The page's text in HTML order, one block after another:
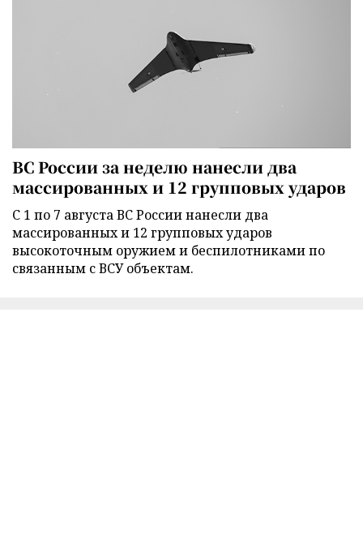
ВС России за неделю нанесли два
массированных и 12 групповых ударов
С 1 по 7 августа ВС России нанесли два
массированных и 12 групповых ударов
высокоточным оружием и беспилотниками по
связанным с ВСУ объектам.